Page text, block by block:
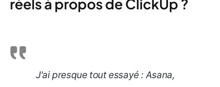
réels à propos de ClickUp ?
J'ai presque tout essayé : Asana,